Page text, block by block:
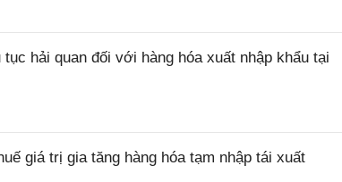
hải quan đối với hàng hóa xuất nhập khẩu tại
giá trị gia tăng hàng hóa tạm nhập tái xuất